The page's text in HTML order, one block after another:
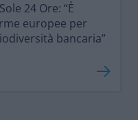
24 Ore: “È
europee per
bancaria”